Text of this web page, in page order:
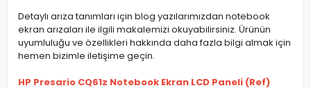
Detaylı arıza tanımları için blog yazılarımızdan notebook
ekran arızaları ile ilgili makalemizi okuyabilirsiniz. Ürünün
uyumluluğu ve özellikleri hakkında daha fazla bilgi almak için
hemen bizimle iletişime geçin.
HP Presario CQ61z Notebook Ekran LCD Paneli (Ref)